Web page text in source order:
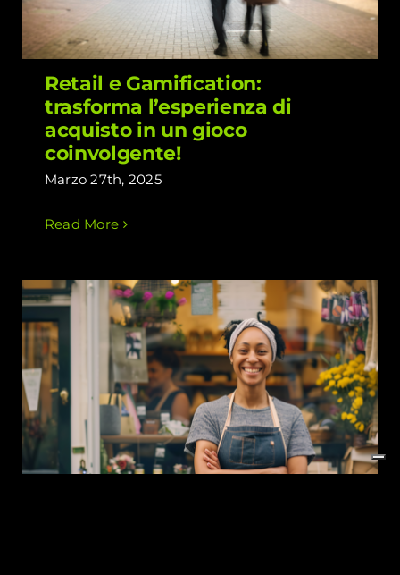
Retail e Gamification:
trasforma l’esperienza di
acquisto in un gioco
coinvolgente!
Marzo 27th, 2025
Read More
Il declino del commercio online e la
rinascita dei Negozi di Quartiere